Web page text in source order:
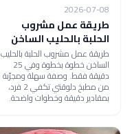
2026-07-08
طريقة عمل مشروب
الحلبة بالحليب الساخن
طريقة عمل مشروب الحلبة بالحليب
الساخن خطوة بخطوة وفي 25
دقيقة فقط. وصفة سهلة ومجرّبة
من مطبخ دلوقتي تكفي 2 فرد،
بمقادير دقيقة وخطوات واضحة.